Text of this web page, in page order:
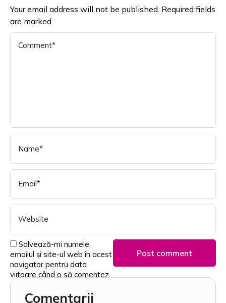
Your email address will not be published. Required fields
are marked
Salvează-mi numele,
emailul și site-ul web în acest
navigator pentru data
viitoare când o să comentez.
Comentarii